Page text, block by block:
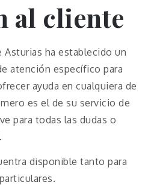
al cliente
Asturias ha establecido un
atención específico para
ayuda en cualquiera de
es el de su servicio de
para todas las dudas o
disponible tanto para